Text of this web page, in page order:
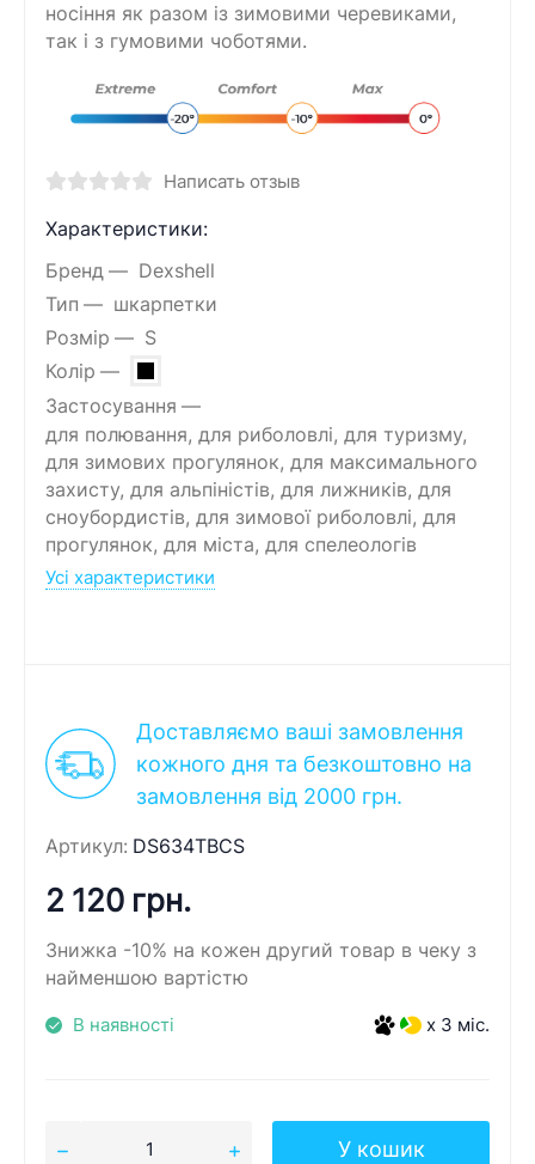
носіння як разом із зимовими черевиками,
так і з гумовими чоботями.
Написать отзыв
Характеристики:
Бренд
Dexshell
Тип
шкарпетки
Розмір
S
Колір
Застосування
для полювання, для риболовлі, для туризму,
для зимових прогулянок, для максимального
захисту, для альпіністів, для лижників, для
сноубордистів, для зимової риболовлі, для
прогулянок, для міста, для спелеологів
Усі характеристики
Доставляємо ваші замовлення
кожного дня та безкоштовно на
замовлення від 2000 грн.
Артикул: DS634TBCS
2 120 грн.
Знижка -10% на кожен другий товар в чеку з
найменшою вартістю
В наявності x 3 міс.
У кошик